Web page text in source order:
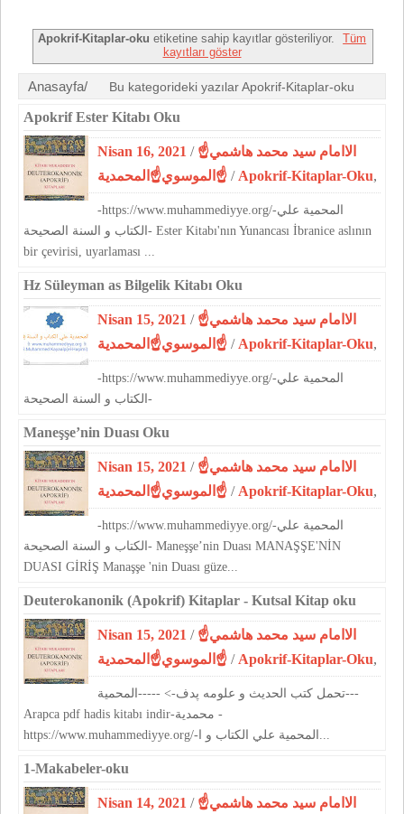
Apokrif-Kitaplar-oku etiketine sahip kayıtlar gösteriliyor.
Tüm
kayıtları göster
Anasayfa/ Bu kategorideki yazılar Apokrif-Kitaplar-oku
Apokrif Ester Kitabı Oku
Nisan 16, 2021 / ☝الاامام سيد محمد هاشمي
الموسوي☝المحمدية☝ /Apokrif-Kitaplar-Oku,
-https://www.muhammediyye.org/-المحمية علي
الكتاب و السنة الصحيحة- Ester Kitabı'nın Yunancası İbranice aslının
bir çevirisi, uyarlaması ...
Hz Süleyman as Bilgelik Kitabı Oku
Nisan 15, 2021 / ☝الاامام سيد محمد هاشمي
الموسوي☝المحمدية☝ /Apokrif-Kitaplar-Oku,
-https://www.muhammediyye.org/-المحمية علي
الكتاب و السنة الصحيحة-
Maneşşe’nin Duası Oku
Nisan 15, 2021 / ☝الاامام سيد محمد هاشمي
الموسوي☝المحمدية☝ /Apokrif-Kitaplar-Oku,
-https://www.muhammediyye.org/-المحمية علي
الكتاب و السنة الصحيحة- Maneşşe’nin Duası MANAŞŞE'NİN
DUASI GİRİŞ Manaşşe 'nin Duası güze...
Deuterokanonik (Apokrif) Kitaplar - Kutsal Kitap oku
Nisan 15, 2021 / ☝الاامام سيد محمد هاشمي
الموسوي☝المحمدية☝ /Apokrif-Kitaplar-Oku,
تحمل كتب الحديث و علومه پدف-> -----المحمية---
Arapca pdf hadis kitabı indir-محمدية -
https://www.muhammediyye.org/-المحمية علي الكتاب و ا...
1-Makabeler-oku
Nisan 14, 2021 / ☝الاامام سيد محمد هاشمي